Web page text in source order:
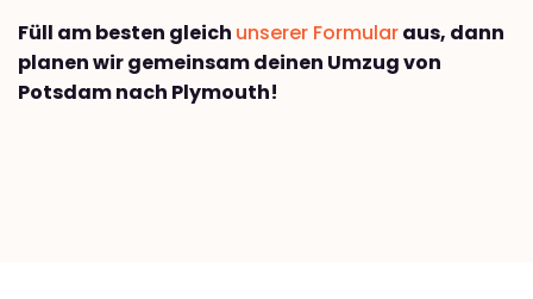
Füll am besten gleich unserer Formularaus, dann
planen wir gemeinsam deinen Umzug von
Potsdam nach Plymouth!